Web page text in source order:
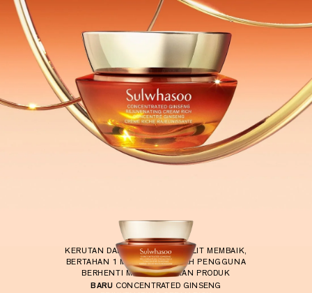
N
KERUTAN DAN KETAHANAN KULIT MEMBAIK,
BERTAHAN 1 MINGGUSETELAH PENGGUNA
BERHENTI MENGGUNAKAN PRODUK
BARU CONCENTRATED GINSENG